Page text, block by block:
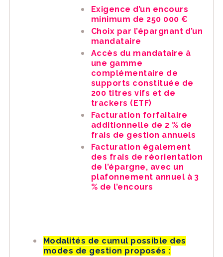
Exigence d’un encours
minimum de 250 000 €
Choix par l’épargnant d’un
mandataire
Accès du mandataire à
une gamme
complémentaire de
supports constituée de
200 titres vifs et de
trackers (ETF)
Facturation forfaitaire
additionnelle de 2 % de
frais de gestion annuels
Facturation également
des frais de réorientation
de l’épargne, avec un
plafonnement annuel à 3
% de l’encours
Modalités de cumul possible des
modes de gestion proposés :